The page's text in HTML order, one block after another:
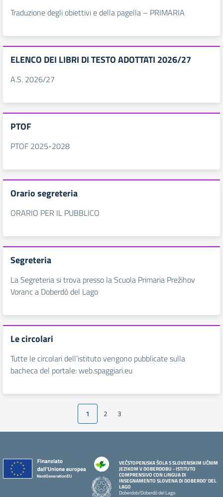
Traduzione degli obiettivi e della pagella – PRIMARIA
ELENCO DEI LIBRI DI TESTO ADOTTATI 2026/27
A.S. 2026/27
PTOF
PTOF 2025-2028
Orario segreteria
ORARIO PER IL PUBBLICO
Segreteria
La Segreteria si trova presso la Scuola Primaria Prežihov
Voranc a Doberdò del Lago
Le circolari
Tutte le circolari dell’istituto vengono pubblicate sulla
bacheca del portale: web.spaggiari.eu
1 2 3
VEČSTOPENJSKA ŠOLA S SLOVENSKIM UČNIM
JEZIKOM V DOBERDOBU - ISTITUTO
COMPRENSIVO CON LINGUA DI
INSEGNAMENTO SLOVENA DI DOBERDO' DEL
LAGO
Doberdob/Doberdò del Lago